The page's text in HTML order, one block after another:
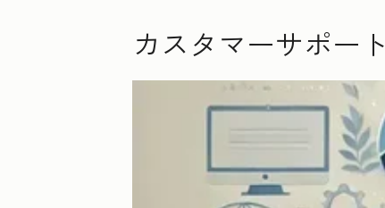
カスタマーサポート